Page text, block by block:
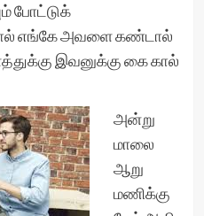
போட்டுக்
எங்கே அவளை கண்டால்
இவனுக்கு கை கால்
அன்று
மாலை
ஆறு
மணிக்கு